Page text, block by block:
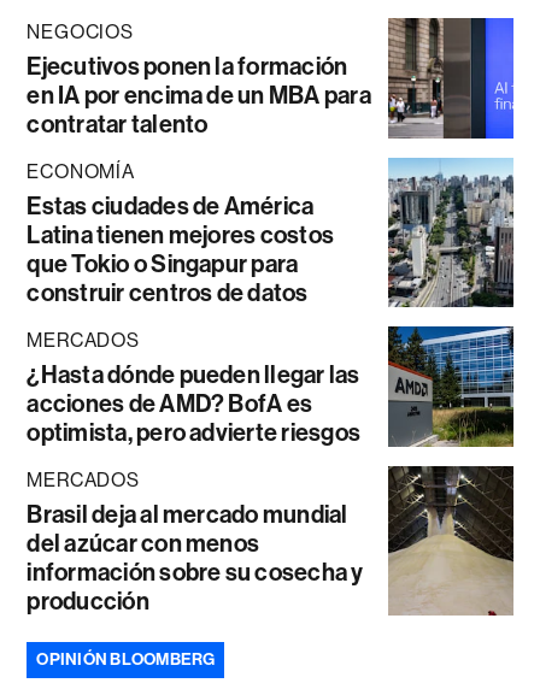
NEGOCIOS
Ejecutivos ponen la formación
en IA por encima de un MBA para
contratar talento
ECONOMÍA
Estas ciudades de América
Latina tienen mejores costos
que Tokio o Singapur para
construir centros de datos
MERCADOS
¿Hasta dónde pueden llegar las
acciones de AMD? BofA es
optimista, pero advierte riesgos
MERCADOS
Brasil deja al mercado mundial
del azúcar con menos
información sobre su cosecha y
producción
OPINIÓN BLOOMBERG